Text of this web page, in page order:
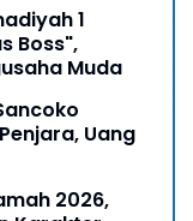
1
Boss",
Muda
Uang
2026,